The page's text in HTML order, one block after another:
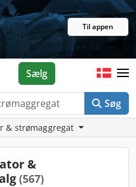
Til appen
Søg
Sælg
& strømaggregat
&
(567)